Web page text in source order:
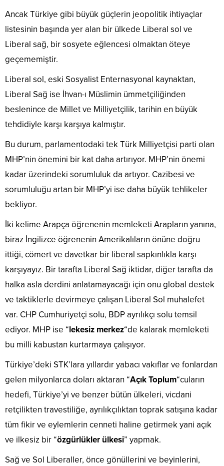
Ancak Türkiye gibi büyük güçlerin jeopolitik ihtiyaçlar
listesinin başında yer alan bir ülkede Liberal sol ve
Liberal sağ, bir sosyete eğlencesi olmaktan öteye
geçememiştir.
Liberal sol, eski Sosyalist Enternasyonal kaynaktan,
Liberal Sağ ise İhvan-ı Müslimin ümmetçiliğinden
beslenince de Millet ve Milliyetçilik, tarihin en büyük
tehdidiyle karşı karşıya kalmıştır.
Bu durum, parlamentodaki tek Türk Milliyetçisi parti olan
MHP’nin önemini bir kat daha artırıyor. MHP’nin önemi
kadar üzerindeki sorumluluk da artıyor. Cazibesi ve
sorumluluğu artan bir MHP’yi ise daha büyük tehlikeler
bekliyor.
İki kelime Arapça öğrenenin memleketi Arapların yanına,
biraz İngilizce öğrenenin Amerikalıların önüne doğru
ittiği, cömert ve davetkar bir liberal sapkınlıkla karşı
karşıyayız. Bir tarafta Liberal Sağ iktidar, diğer tarafta da
halka asla derdini anlatamayacağı için onu global destek
ve taktiklerle devirmeye çalışan Liberal Sol muhalefet
var. CHP Cumhuriyetçi solu, BDP ayrılıkçı solu temsil
ediyor. MHP ise “lekesiz merkez“de kalarak memleketi
bu milli kabustan kurtarmaya çalışıyor.
Türkiye’deki STK’lara yıllardır yabacı vakıflar ve fonlardan
gelen milyonlarca doları aktaran “Açık Toplum“cuların
hedefi, Türkiye’yi ve benzer bütün ülkeleri, vicdani
retçilikten travestiliğe, ayrılıkçılıktan toprak satışına kadar
tüm fikir ve eylemlerin cenneti haline getirmek yani açık
ve ilkesiz bir “özgürlükler ülkesi” yapmak.
Sağ ve Sol Liberaller, önce gönüllerini ve beyinlerini,